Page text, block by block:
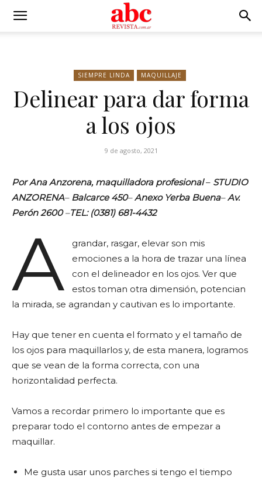
SIEMPRE LINDA MAQUILLAJE
Delinear para dar forma
a los ojos
9 de agosto, 2021
Por Ana Anzorena, maquilladora profesional– STUDIO
ANZORENA– Balcarce 450–Anexo Yerba Buena–Av.
Perón 2600–TEL: (0381) 681-4432
A
grandar, rasgar, elevar son mis
emociones a la hora de trazar una línea
con el delineador en los ojos. Ver que
estos toman otra dimensión, potencian
la mirada, se agrandan y cautivan es lo importante.
Hay que tener en cuenta el formato y el tamaño de
los ojos para maquillarlos y, de esta manera, logramos
que se vean de la forma correcta, con una
horizontalidad perfecta.
Vamos a recordar primero lo importante que es
preparar todo el contorno antes de empezar a
maquillar.
Me gusta usar unos parches si tengo el tiempo